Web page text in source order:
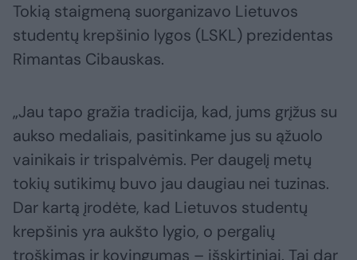
Tokią staigmeną suorganizavo Lietuvos
studentų krepšinio lygos (LSKL) prezidentas
Rimantas Cibauskas.
„Jau tapo gražia tradicija, kad, jums grįžus su
aukso medaliais, pasitinkame jus su ąžuolo
vainikais ir trispalvėmis. Per daugelį metų
tokių sutikimų buvo jau daugiau nei tuzinas.
Dar kartą įrodėte, kad Lietuvos studentų
krepšinis yra aukšto lygio, o pergalių
troškimas ir kovingumas – išskirtiniai. Tai dar